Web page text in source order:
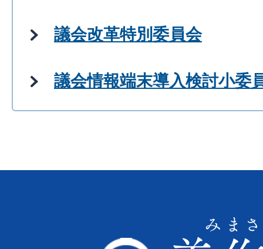
議会改革特別委員会
議会情報端末導入検討小委